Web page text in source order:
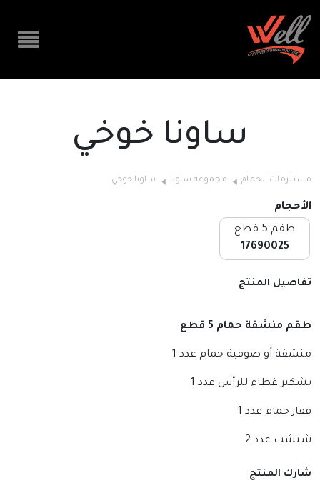
ساونا خوخي
مستلزمات الحمام مجموعة ساونا ساونا خوخي
الأحجام
طقم 5 قطع
17690025
تفاصيل المنتج
طقم منشفة حمام 5 قطع
منشفة أو صوفية حمام عدد 1
بشكير غطاء للرأس عدد 1
قفاز حمام عدد 1
شبشب عدد 2
شارك المنتج